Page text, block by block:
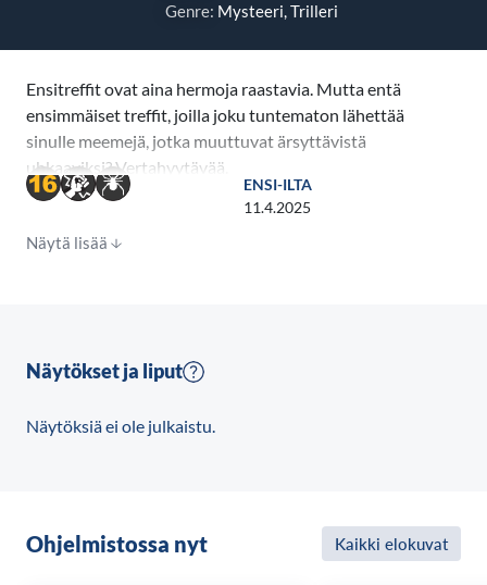
Genre: Mysteeri, Trilleri
Ensitreffit ovat aina hermoja raastavia. Mutta entä
ensimmäiset treffit, joilla joku tuntematon lähettää
sinulle meemejä, jotka muuttuvat ärsyttävistä
uhkaaviksi? Vertahyytävää.
Tässä ajankohtaisessa mysteerissä, jossa kuka
tahansa lähietäisyydellä voi olla syyllinen tai uhri,
Platinum Dunes -yhtiöiden yhteistuotanto.
Emmy-ehdokas Meghann Fahy (White Lotus, The
hänen deittinsä Henry (Brandon Sklenar) onkin
yllättävän hurmaava. Treffit etenevät lupaavasti,
ENSI-ILTA
11.4.2025
Näytä lisää
Näytökset ja liput
Näytöksiä ei ole julkaistu.
Ohjelmistossa nyt Kaikki elokuvat